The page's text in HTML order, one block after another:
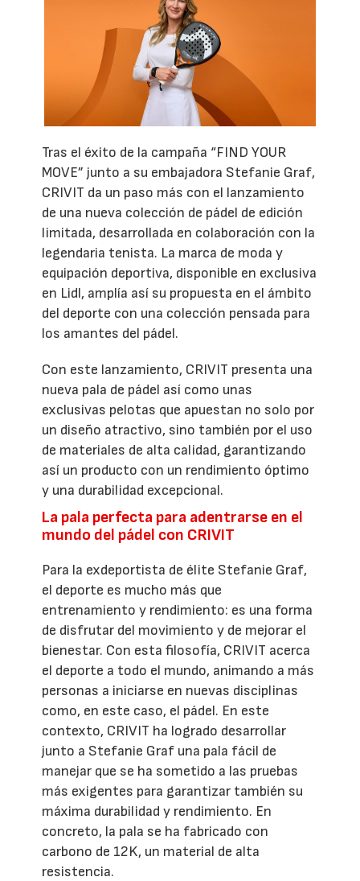
Tras el éxito de la campaña “FIND YOUR
MOVE” junto a su embajadora Stefanie Graf,
CRIVIT da un paso más con el lanzamiento
de una nueva colección de pádel de edición
limitada, desarrollada en colaboración con la
legendaria tenista. La marca de moda y
equipación deportiva, disponible en exclusiva
en Lidl, amplía así su propuesta en el ámbito
del deporte con una colección pensada para
los amantes del pádel.
Con este lanzamiento, CRIVIT presenta una
nueva pala de pádel así como unas
exclusivas pelotas que apuestan no solo por
un diseño atractivo, sino también por el uso
de materiales de alta calidad, garantizando
así un producto con un rendimiento óptimo
y una durabilidad excepcional.
La pala perfecta para adentrarse en el
mundo del pádel con CRIVIT
Para la exdeportista de élite Stefanie Graf,
el deporte es mucho más que
entrenamiento y rendimiento: es una forma
de disfrutar del movimiento y de mejorar el
bienestar. Con esta filosofía, CRIVIT acerca
el deporte a todo el mundo, animando a más
personas a iniciarse en nuevas disciplinas
como, en este caso, el pádel. En este
contexto, CRIVIT ha logrado desarrollar
junto a Stefanie Graf una pala fácil de
manejar que se ha sometido a las pruebas
más exigentes para garantizar también su
máxima durabilidad y rendimiento. En
concreto, la pala se ha fabricado con
carbono de 12K, un material de alta
resistencia.